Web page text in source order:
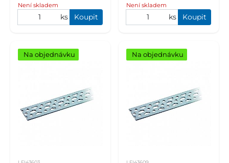
Není skladem
ks Koupit
Není skladem
ks Koupit
Na objednávku Na objednávku